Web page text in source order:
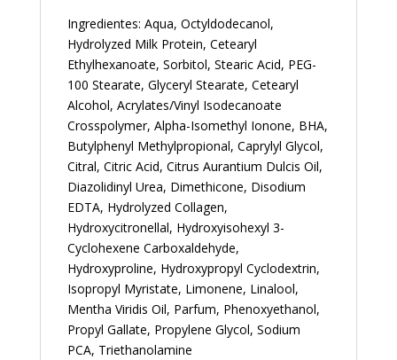
Ingredientes: Aqua, Octyldodecanol,
Hydrolyzed Milk Protein, Cetearyl
Ethylhexanoate, Sorbitol, Stearic Acid, PEG-
100 Stearate, Glyceryl Stearate, Cetearyl
Alcohol, Acrylates/Vinyl Isodecanoate
Crosspolymer, Alpha-Isomethyl Ionone, BHA,
Butylphenyl Methylpropional, Caprylyl Glycol,
Citral, Citric Acid, Citrus Aurantium Dulcis Oil,
Diazolidinyl Urea, Dimethicone, Disodium
EDTA, Hydrolyzed Collagen,
Hydroxycitronellal, Hydroxyisohexyl 3-
Cyclohexene Carboxaldehyde,
Hydroxyproline, Hydroxypropyl Cyclodextrin,
Isopropyl Myristate, Limonene, Linalool,
Mentha Viridis Oil, Parfum, Phenoxyethanol,
Propyl Gallate, Propylene Glycol, Sodium
PCA, Triethanolamine